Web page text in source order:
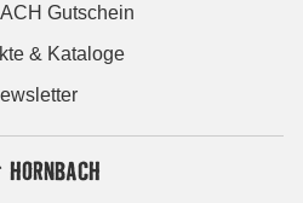
Gutschein
& Kataloge